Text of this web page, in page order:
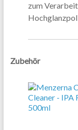
zum
Zubehör